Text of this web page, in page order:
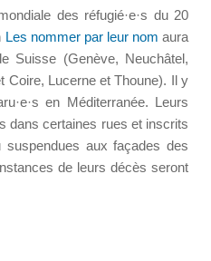
des réfugié·e·s du 20
Les nommer par leur nom aura
Suisse (Genève, Neuchâtel,
Coire, Lucerne et Thoune). Il y
en Méditerranée. Leurs
dans certaines rues et inscrits
aux façades des
de leurs décès seront